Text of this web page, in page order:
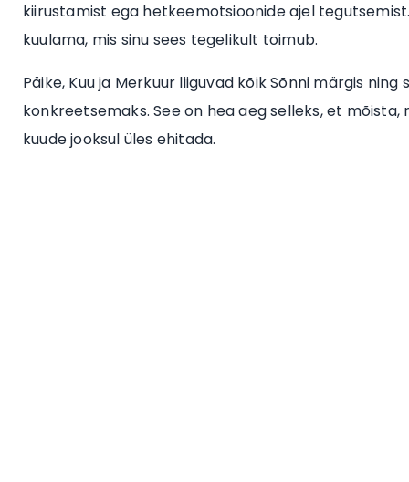
kiirustamist ega hetkeemotsioonide ajel
kuulama, mis sinu sees tegelikult toimub.
Päike, Kuu ja Merkuur liiguvad kõik Sõnni märgis
konkreetsemaks. See on hea aeg selleks, et
kuude jooksul üles ehitada.